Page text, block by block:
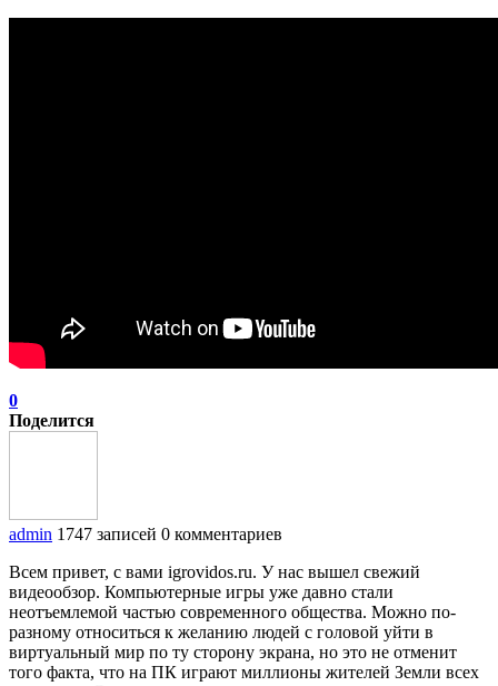
0
Поделится
admin 1747 записей 0 комментариев
Всем привет, с вами igrovidos.ru. У нас вышел свежий
видеообзор. Компьютерные игры уже давно стали
неотъемлемой частью современного общества. Можно по-
разному относиться к желанию людей с головой уйти в
виртуальный мир по ту сторону экрана, но это не отменит
того факта, что на ПК играют миллионы жителей Земли всех